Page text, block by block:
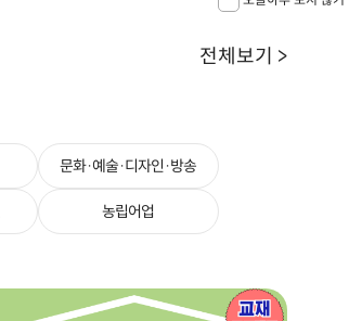
전체보기 >
문화·예술·디자인·방송
농립어업